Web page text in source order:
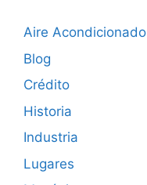
Aire Acondicionado
Blog
Crédito
Historia
Industria
Lugares